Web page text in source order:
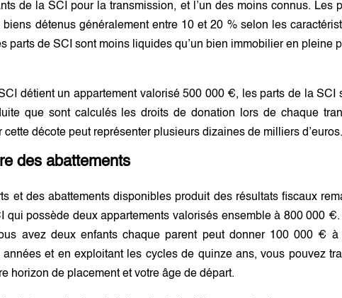
de la SCI pour la transmission, et l’un des moins connus. Les
détenus généralement entre 10 et 20 % selon les
parts de SCI sont moins liquides qu’un bien immobilier en pleine
détient un appartement valorisé 500 000 €, les parts de la SCI
que sont calculés les droits de donation lors de chaque
décote peut représenter plusieurs dizaines de milliers d’euros.
des abattements
et des abattements disponibles produit des résultats fiscaux
qui possède deux appartements valorisés ensemble à 800 000
avez deux enfants chaque parent peut donner 100 000 €
et en exploitant les cycles de quinze ans, vous pouvez
horizon de placement et votre âge de départ.